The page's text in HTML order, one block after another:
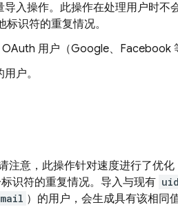
入操作。此操作在处理用户时不
标识符的重复情况。
用户（Google、Facebook
户。
注意，此操作针对速度进行了优
识符的重复情况。导入与现有
）的用户，会生成具有该相同